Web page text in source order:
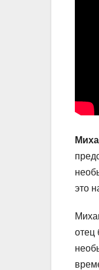
это
отец